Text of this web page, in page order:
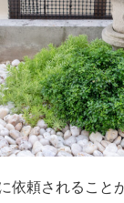
依頼されること